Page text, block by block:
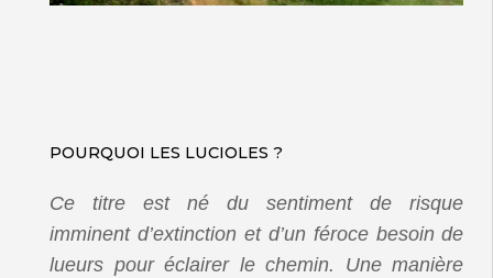
POURQUOI LES LUCIOLES ?
Ce titre est né du sentiment de risque
imminent d’extinction et d’un féroce besoin de
lueurs pour éclairer le chemin. Une manière